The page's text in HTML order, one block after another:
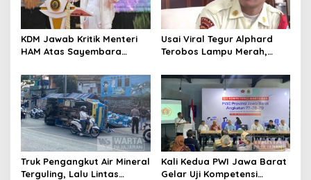
KDM Jawab Kritik Menteri
HAM Atas Sayembara
Pelaku Kejahatan
Usai Viral Tegur Alphard
Terobos Lampu Merah,
Jadi Satpam Gedung Sate
Truk Pengangkut Air Mineral
Terguling, Lalu Lintas
Kali Kedua PWI Jawa Barat
Gelar Uji Kompetensi